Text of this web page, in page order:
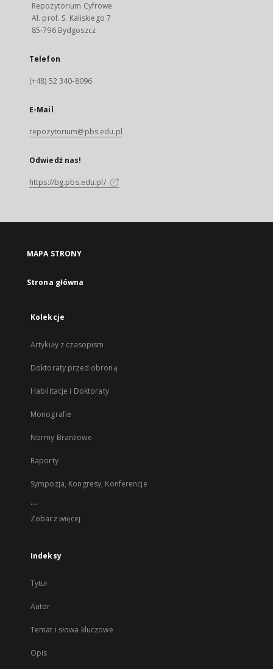
Repozytorium Cyfrowe
Al. prof. S. Kaliskiego 7
85-796 Bydgoszcz
Telefon
(+48) 52 340-8096
E-Mail
repozytorium@pbs.edu.pl
Odwiedź nas!
https://bg.pbs.edu.pl/
MAPA STRONY
Strona główna
Kolekcje
Artykuły z czasopism
Doktoraty przed obroną
Habilitacje i Doktoraty
Monografie
Normy Branżowe
Raporty
Sympozja, Kongresy, Konferencje
...
Zobacz więcej
Indeksy
Tytuł
Autor
Temat i słowa kluczowe
Opis